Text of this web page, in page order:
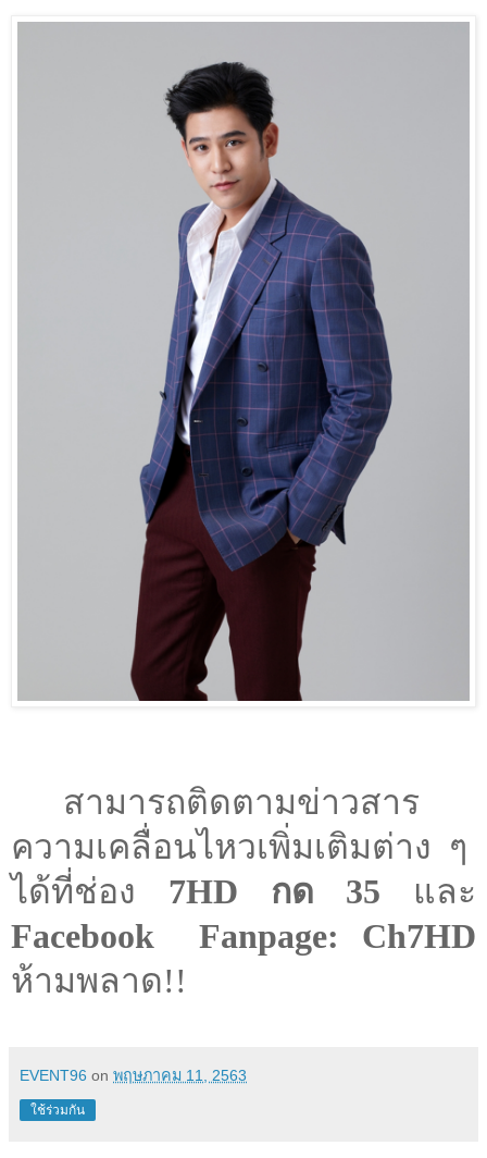
สามารถติดตามข่าวสาร
ความเคลื่อนไหวเพิ่มเติมต่าง ๆ
ได้ที่ช่อง 7HD กด 35 และ
Facebook
Fanpage: Ch7HD
ห้ามพลาด!!
EVENT96 on พฤษภาคม 11, 2563
ใช้ร่วมกัน